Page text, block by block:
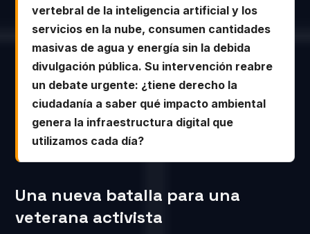
vertebral de la inteligencia artificial y los
servicios en la nube, consumen cantidades
masivas de agua y energía sin la debida
divulgación pública. Su intervención reabre
un debate urgente: ¿tiene derecho la
ciudadanía a saber qué impacto ambiental
genera la infraestructura digital que
utilizamos cada día?
Una nueva batalla para una
veterana activista